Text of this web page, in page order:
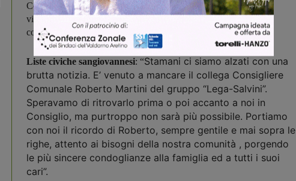
Comprensivo “G. Marconi” di San Giovanni Valdarno ed ex
vicepreside dell’ISIS VALDARNO, rivolgiamo le più sentite
condoglianze. Oggi ci sentiamo tutti più soli”.
Liste civiche sangiovannesi: “Stamani ci siamo alzati con una
brutta notizia. E’ venuto a mancare il collega Consigliere
Comunale Roberto Martini del gruppo “Lega-Salvini”.
Speravamo di ritrovarlo prima o poi accanto a noi in
Consiglio, ma purtroppo non sarà più possibile. Portiamo
con noi il ricordo di Roberto, sempre gentile e mai sopra le
righe, attento ai bisogni della nostra comunità , porgendo
le più sincere condoglianze alla famiglia ed a tutti i suoi
cari”.